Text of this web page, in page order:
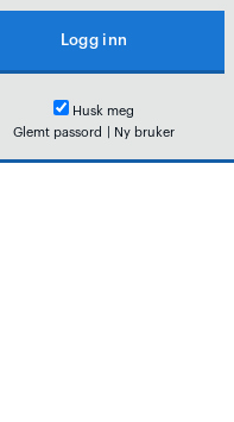
Husk meg
Glemt passord
Ny bruker